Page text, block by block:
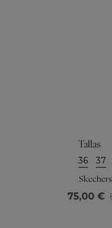
Tallas
36 37
75,00 €